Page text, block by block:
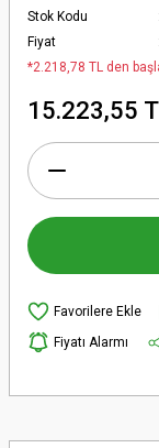
Stok Kodu
Fiyat
*2.218,78 TL den
15.223,55
Fiyatı Alarmı